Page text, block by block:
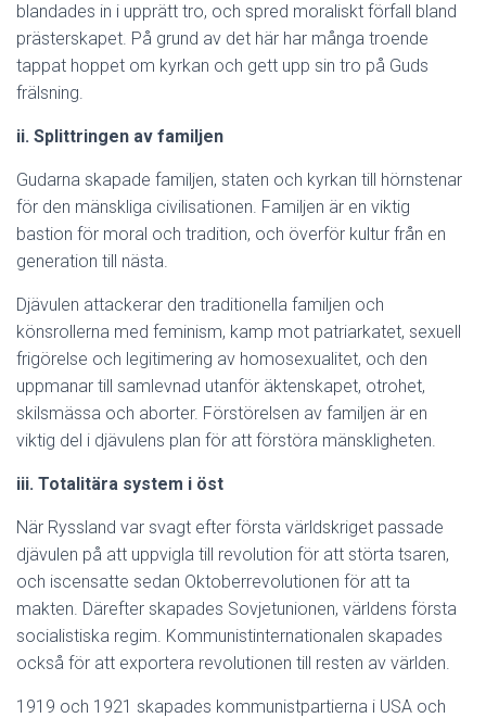
blandades in i upprätt tro, och spred moraliskt förfall bland
prästerskapet. På grund av det här har många troende
tappat hoppet om kyrkan och gett upp sin tro på Guds
frälsning.
ii. Splittringen av familjen
Gudarna skapade familjen, staten och kyrkan till hörnstenar
för den mänskliga civilisationen. Familjen är en viktig
bastion för moral och tradition, och överför kultur från en
generation till nästa.
Djävulen attackerar den traditionella familjen och
könsrollerna med feminism, kamp mot patriarkatet, sexuell
frigörelse och legitimering av homosexualitet, och den
uppmanar till samlevnad utanför äktenskapet, otrohet,
skilsmässa och aborter. Förstörelsen av familjen är en
viktig del i djävulens plan för att förstöra mänskligheten.
iii. Totalitära system i öst
När Ryssland var svagt efter första världskriget passade
djävulen på att uppvigla till revolution för att störta tsaren,
och iscensatte sedan Oktoberrevolutionen för att ta
makten. Därefter skapades Sovjetunionen, världens första
socialistiska regim. Kommunistinternationalen skapades
också för att exportera revolutionen till resten av världen.
1919 och 1921 skapades kommunistpartierna i USA och